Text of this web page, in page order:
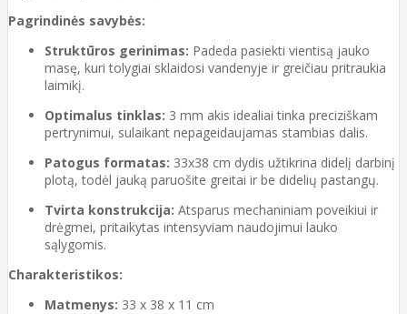
Pagrindinės savybės:
Struktūros gerinimas: Padeda pasiekti vientisą jauko
masę, kuri tolygiai sklaidosi vandenyje ir greičiau pritraukia
laimikį.
Optimalus tinklas: 3 mm akis idealiai tinka preciziškam
pertrynimui, sulaikant nepageidaujamas stambias dalis.
Patogus formatas: 33x38 cm dydis užtikrina didelį darbinį
plotą, todėl jauką paruošite greitai ir be didelių pastangų.
Tvirta konstrukcija: Atsparus mechaniniam poveikiui ir
drėgmei, pritaikytas intensyviam naudojimui lauko
sąlygomis.
Charakteristikos:
Matmenys: 33 x 38 x 11 cm